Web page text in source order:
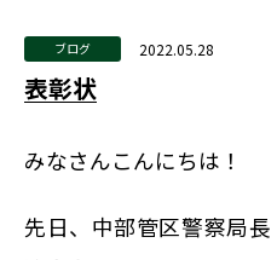
ブログ 2022.05.28
表彰状
みなさんこんにちは！
先日、中部管区警察局